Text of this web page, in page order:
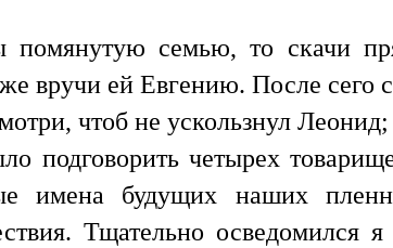
семью, то скачи
вручи ей Евгению. После
чтоб не ускользнул
подговорить четырех
имена будущих наших
Тщательно